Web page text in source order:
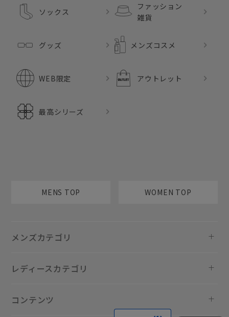
ソックス
ファッション
雑貨
グッズ メンズコスメ
WEB限定 アウトレット
最高シリーズ
MENS TOP WOMEN TOP
メンズカテゴリ
レディースカテゴリ
コンテンツ